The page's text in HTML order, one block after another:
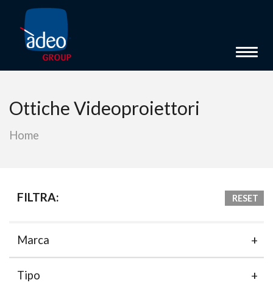
Ottiche Videoproiettori
Home
FILTRA: RESET
Marca
Tipo